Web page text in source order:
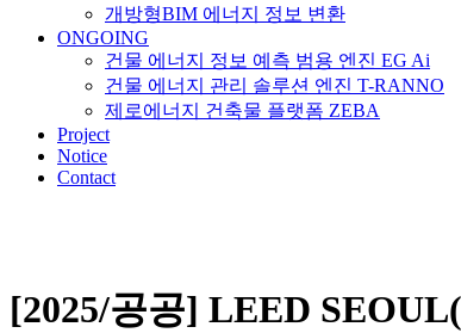
개방형BIM 에너지 정보 변환
ONGOING
건물 에너지 정보 예측 범용 엔진 EG Ai
건물 에너지 관리 솔루션 엔진 T-RANNO
제로에너지 건축물 플랫폼 ZEBA
Project
Notice
Contact
[2025/공공] LEED